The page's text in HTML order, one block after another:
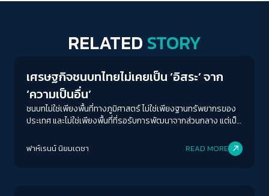
RELATED STORY
เศรษฐกิจชนบทไทยไม่เคยเป็น ‘อิสระ’ จาก
‘ความเป็นอื่น’
ชนบทไม่ใช่เพียงพื้นที่ทางภูมิศาสตร์ ไม่ใช่เพียงฐานทรัพยากรของ
ประเทศ และไม่ใช่เพียงพื้นที่ที่รอรับการพัฒนาจากส่วนกลาง แต่เป็น
ฟาห์เรนน์ นิยมเดชา READ MORE